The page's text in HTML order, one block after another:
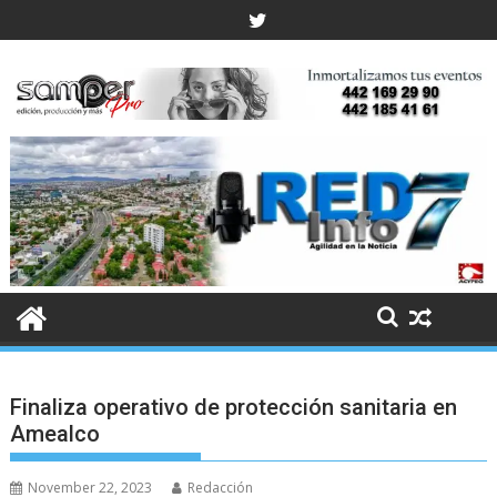
to
Finaliza operativo de protección sanitaria en
Amealco
November 22, 2023 Redacción